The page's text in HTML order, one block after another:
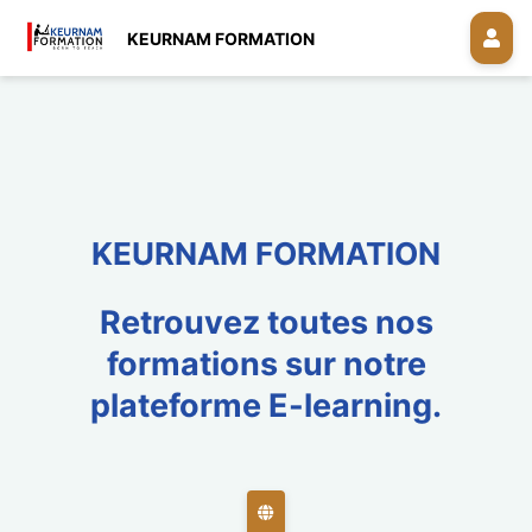
KEURNAM FORMATION
KEURNAM FORMATION
Retrouvez toutes nos
formations sur notre
plateforme E-learning.